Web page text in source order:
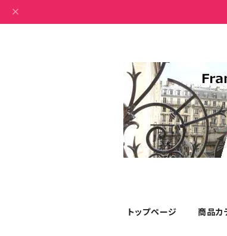
トップページ 商品カ